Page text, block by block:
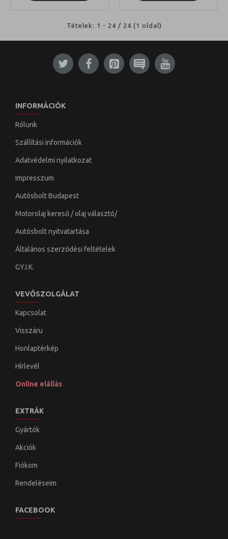
Tételek: 1 - 24 / 24 (1 oldal)
INFORMÁCIÓK
Rólunk
Szállítási információk
Adatvédelmi nyilatkozat
Impresszum
Autósbolt Budapest
Motorolaj kereső / olaj választó/
Autósbolt nyitvatartása
Általános szerződési feltételek
GY.I.K.
VEVŐSZOLGÁLAT
Kapcsolat
Visszáru
Honlaptérkép
Hírlevél
Online elállás
EXTRÁK
Gyártók
Akciók
Fiókom
Rendeléseim
FACEBOOK